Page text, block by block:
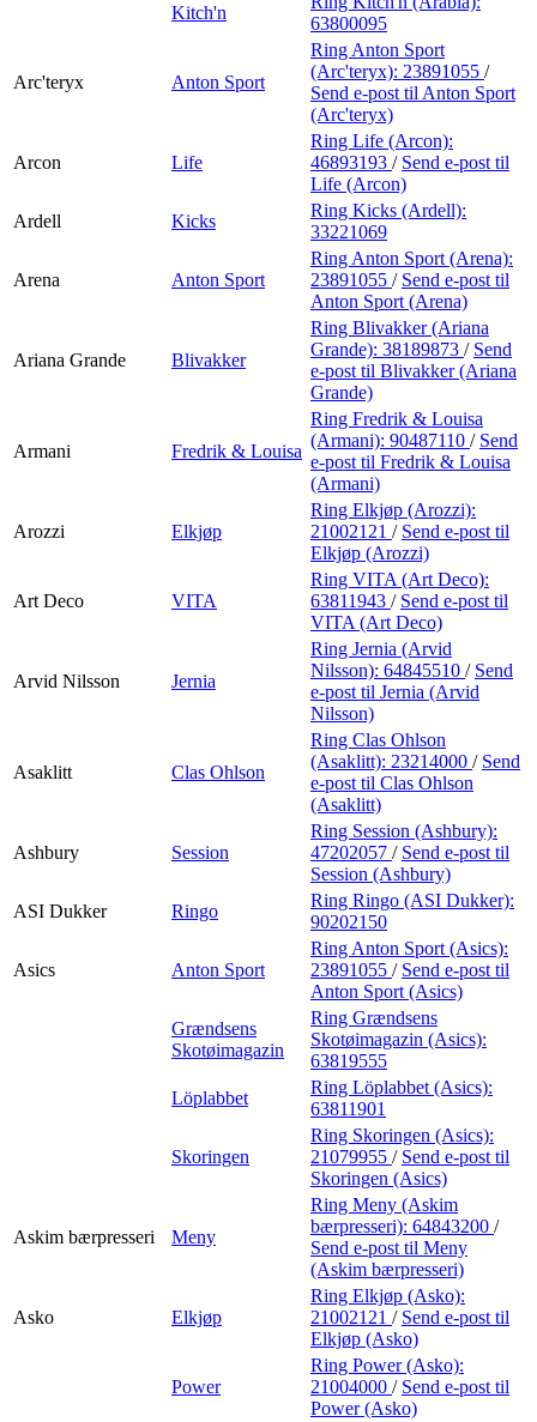
Kitch'n
63800095
Arc'teryx Anton Sport
Ring Anton Sport
(Arc'teryx): 23891055 /
Send e-post til Anton Sport
(Arc'teryx)
Arcon Life
Ring Life (Arcon):
46893193 / Send e-post til
Life (Arcon)
Ardell
Kicks
Ring Kicks (Ardell):
33221069
Arena Anton Sport
Ring Anton Sport (Arena):
23891055 / Send e-post til
Anton Sport (Arena)
Ariana Grande Blivakker
Ring Blivakker (Ariana
Grande): 38189873 / Send
e-post til Blivakker (Ariana
Grande)
Armani Fredrik & Louisa
Ring Fredrik & Louisa
(Armani): 90487110 / Send
e-post til Fredrik & Louisa
(Armani)
Arozzi Elkjøp
Ring Elkjøp (Arozzi):
21002121 / Send e-post til
Elkjøp (Arozzi)
Art Deco VITA
Ring VITA (Art Deco):
63811943 / Send e-post til
VITA (Art Deco)
Arvid Nilsson Jernia
Ring Jernia (Arvid
Nilsson): 64845510 / Send
e-post til Jernia (Arvid
Nilsson)
Asaklitt Clas Ohlson
Ring Clas Ohlson
(Asaklitt): 23214000 / Send
e-post til Clas Ohlson
(Asaklitt)
Ashbury Session
Ring Session (Ashbury):
47202057 / Send e-post til
Session (Ashbury)
ASI Dukker
Ringo
Ring Ringo (ASI Dukker):
90202150
Asics Anton Sport
Ring Anton Sport (Asics):
23891055 / Send e-post til
Anton Sport (Asics)
Grændsens
Skotøimagazin
Ring Grændsens
Skotøimagazin (Asics):
63819555
Löplabbet
Ring Löplabbet (Asics):
63811901
Skoringen
Ring Skoringen (Asics):
21079955 / Send e-post til
Skoringen (Asics)
Askim bærpresseri Meny
Ring Meny (Askim
bærpresseri): 64843200 /
Send e-post til Meny
(Askim bærpresseri)
Asko Elkjøp
Ring Elkjøp (Asko):
21002121 / Send e-post til
Elkjøp (Asko)
Power
Ring Power (Asko):
21004000 / Send e-post til
Power (Asko)